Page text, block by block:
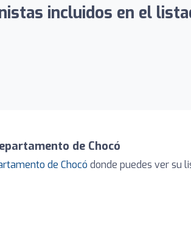
incluidos en el
de Chocó
de Chocó donde puedes ver su